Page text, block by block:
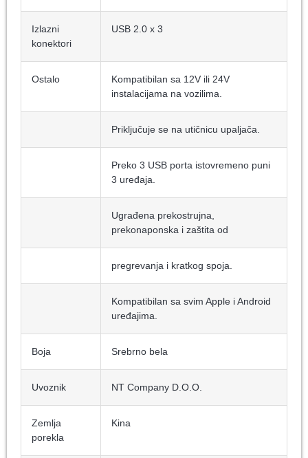
Izlazni
konektori
USB 2.0 x 3
Ostalo
Kompatibilan sa 12V ili 24V
instalacijama na vozilima.
Priključuje se na utičnicu upaljača.
Preko 3 USB porta istovremeno puni
3 uređaja.
Ugrađena prekostrujna,
prekonaponska i zaštita od
pregrevanja i kratkog spoja.
Kompatibilan sa svim Apple i Android
uređajima.
Boja Srebrno bela
Uvoznik NT Company D.O.O.
Zemlja
porekla
Kina